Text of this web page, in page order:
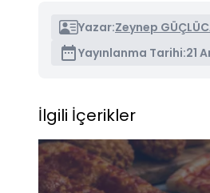
Yazar:Zeynep
Yayınlanma Tarihi:21
İlgili İçerikler